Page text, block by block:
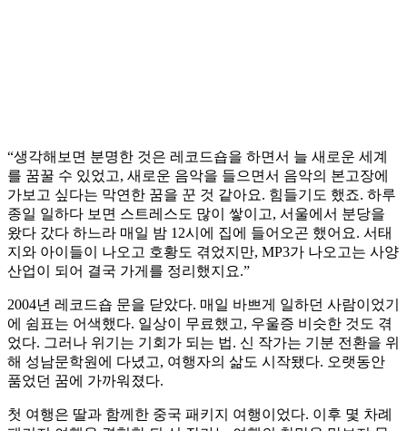
“생각해보면 분명한 것은 레코드숍을 하면서 늘 새로운 세계
를 꿈꿀 수 있었고, 새로운 음악을 들으면서 음악의 본고장에
가보고 싶다는 막연한 꿈을 꾼 것 같아요. 힘들기도 했죠. 하루
종일 일하다 보면 스트레스도 많이 쌓이고, 서울에서 분당을
왔다 갔다 하느라 매일 밤 12시에 집에 들어오곤 했어요. 서태
지와 아이들이 나오고 호황도 겪었지만, MP3가 나오고는 사양
산업이 되어 결국 가게를 정리했지요.”
2004년 레코드숍 문을 닫았다. 매일 바쁘게 일하던 사람이었기
에 쉼표는 어색했다. 일상이 무료했고, 우울증 비슷한 것도 겪
었다. 그러나 위기는 기회가 되는 법. 신 작가는 기분 전환을 위
해 성남문학원에 다녔고, 여행자의 삶도 시작됐다. 오랫동안
품었던 꿈에 가까워졌다.
첫 여행은 딸과 함께한 중국 패키지 여행이었다. 이후 몇 차례